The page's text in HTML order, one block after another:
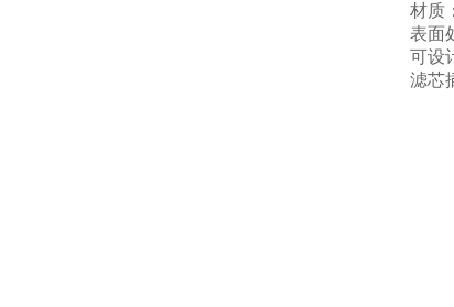
材质
表面
可设
滤芯